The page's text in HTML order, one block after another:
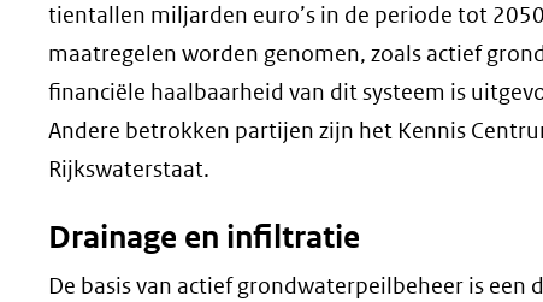
tientallen miljarden euro’s in de periode tot
maatregelen worden genomen, zoals actief
financiële haalbaarheid van dit systeem is
Andere betrokken partijen zijn het Kennis
Rijkswaterstaat.
Drainage en infiltratie
De basis van actief grondwaterpeilbeheer is